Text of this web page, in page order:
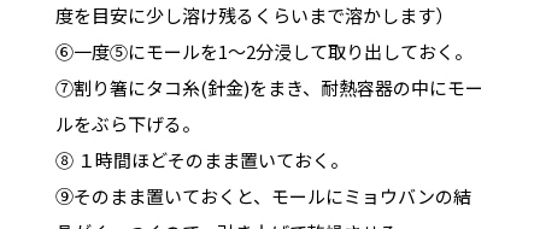
度を目安に少し溶け残るくらいまで溶かします）
⑥一度⑤にモールを1～2分浸して取り出しておく。
⑦割り箸にタコ糸(針金)をまき、耐熱容器の中にモー
ルをぶら下げる。
⑧ １時間ほどそのまま置いておく。
⑨そのまま置いておくと、モールにミョウバンの結